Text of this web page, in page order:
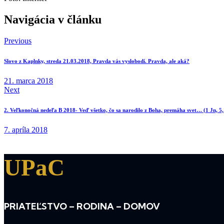
Navigácia v článku
Previous
Slovo z Kaplnky, streda 21.03.2018, Pravda vás vyslobodí. Pravda, ale aká?
21. marca 2018
Next
2. Veľkonočná nedeľa B 2018- Veď všetko, čo sa narodilo z Boha, premáha svet… (1 Jn,
7. apríla 2018
UPaC
PRIATEĽSTVO – RODINA – DOMOV